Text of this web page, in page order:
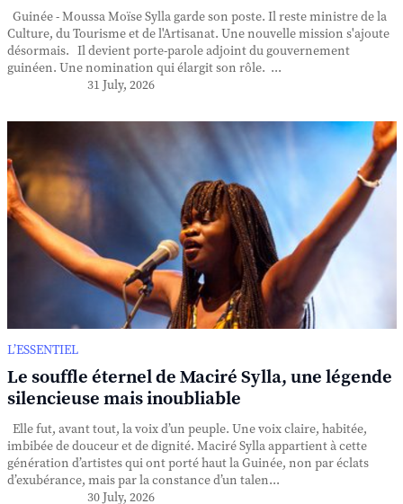
Guinée - Moussa Moïse Sylla garde son poste. Il reste ministre de la
Culture, du Tourisme et de l'Artisanat. Une nouvelle mission s'ajoute
désormais. Il devient porte-parole adjoint du gouvernement
guinéen. Une nomination qui élargit son rôle. ...
31 July, 2026
L’ESSENTIEL
Le souffle éternel de Maciré Sylla, une légende
silencieuse mais inoubliable
Elle fut, avant tout, la voix d’un peuple. Une voix claire, habitée,
imbibée de douceur et de dignité. Maciré Sylla appartient à cette
génération d’artistes qui ont porté haut la Guinée, non par éclats
d’exubérance, mais par la constance d’un talen...
30 July, 2026